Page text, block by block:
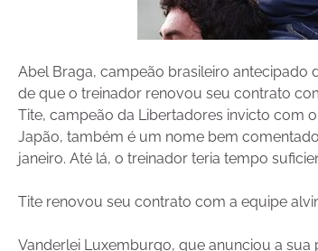
Abel Braga, campeão brasileiro antecipado
de que o treinador renovou seu contrato
Tite, campeão da Libertadores invicto com
Japão, também é um nome bem
janeiro. Até lá, o treinador teria tempo
Tite renovou seu contrato com a equipe
Vanderlei Luxemburgo, que anunciou a